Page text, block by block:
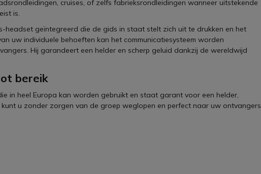
cruises, of zelfs fabrieksrondleidingen wanneer uitstekende
is.
headset geïntegreerd die de gids in staat stelt zich uit te drukken en het
uw individuele behoeften kan het communicatiesysteem worden
Hij garandeert een helder en scherp geluid dankzij de wereldwijd
bereik
in heel Europa kan worden gebruikt en staat garant voor een helder,
u zonder zorgen van de groep weglopen en perfect naar uw ontvangers